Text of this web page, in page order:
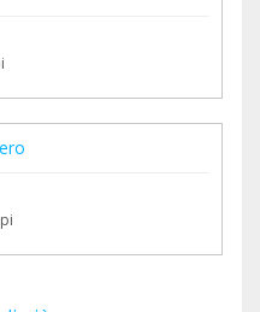
los esfínteres), y sus
gracias a una gran
a biberón desde el